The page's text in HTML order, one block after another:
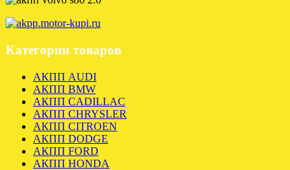
Категории товаров
АКПП AUDI
АКПП BMW
АКПП CADILLAC
АКПП CHRYSLER
АКПП CITROEN
АКПП DODGE
АКПП FORD
АКПП HONDA